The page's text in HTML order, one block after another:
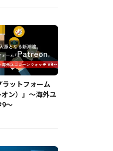
ラットフォーム
ン）」〜海外ユ
〜